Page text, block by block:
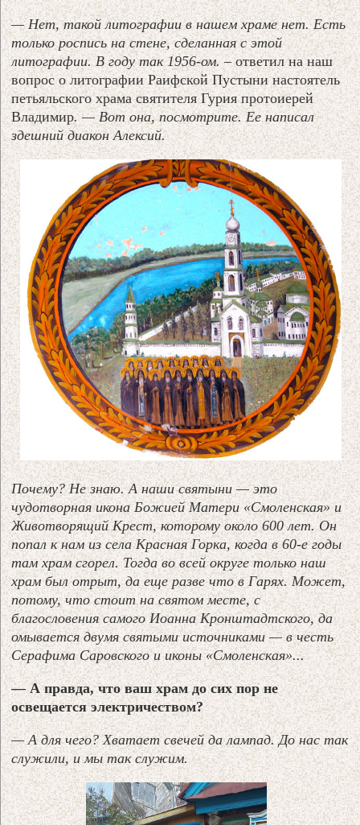
— Нет, такой литографии в нашем храме нет.Есть
только роспись на стене, сделанная с этой
литографии. В году так 1956-ом. –ответил на наш
вопрос о литографии Раифской Пустыни настоятель
петьяльского храма святителя Гурия протоиерей
Владимир. — Вот она, посмотрите. Ее написал
здешний диакон Алексий.
Почему? Не знаю. А наши святыни — это
чудотворная икона Божией Матери «Смоленская» и
Животворящий Крест, которому около 600 лет. Он
попал к нам из села Красная Горка, когда в 60-е годы
там храм сгорел. Тогда во всей округе только наш
храм был отрыт, да еще разве что в Гарях. Может,
потому, что стоит на святом месте, с
благословения самого Иоанна Кронштадтского, да
омывается двумя святыми источниками — в честь
Серафима Саровского и иконы «Смоленская»...
— А правда, что ваш храм до сих пор не
освещается электричеством?
— А для чего? Хватает свечей да лампад. До нас так
служили, и мы так служим.